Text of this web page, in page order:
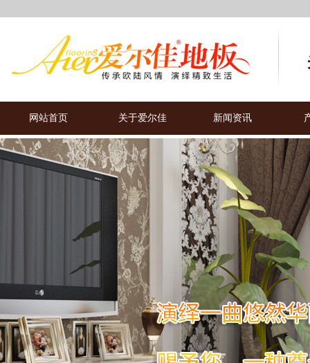
网站首页 关于爱尔佳 新闻资讯